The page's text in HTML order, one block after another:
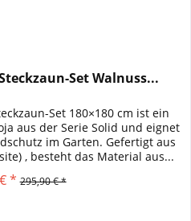
Set Walnuss...
Set 180×180 cm ist ein
aus der Serie Solid und eignet
im Garten. Gefertigt aus
, besteht das Material aus...
* 295,90 € *